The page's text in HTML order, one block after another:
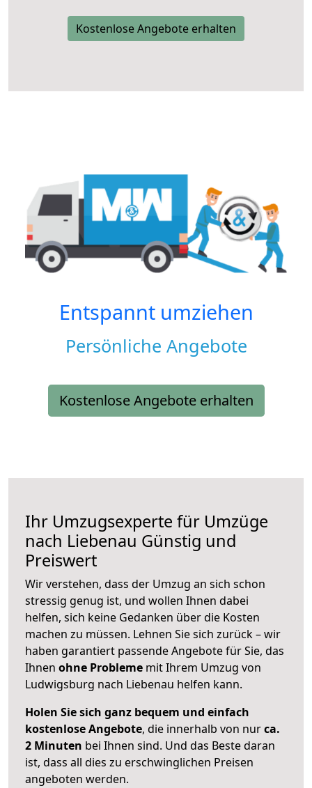
Kostenlose Angebote erhalten
Entspannt umziehen
Persönliche Angebote
Kostenlose Angebote erhalten
Ihr Umzugsexperte für Umzüge
nach Liebenau Günstig und
Preiswert
Wir verstehen, dass der Umzug an sich schon
stressig genug ist, und wollen Ihnen dabei
helfen, sich keine Gedanken über die Kosten
machen zu müssen. Lehnen Sie sich zurück – wir
haben garantiert passende Angebote für Sie, das
Ihnen ohne Probleme mit Ihrem Umzug von
Ludwigsburg nach Liebenau helfen kann.
Holen Sie sich ganz bequem und einfach
kostenlose Angebote, die innerhalb von nurca.
2 Minuten bei Ihnen sind. Und das Beste daran
ist, dass all dies zu erschwinglichen Preisen
angeboten werden.